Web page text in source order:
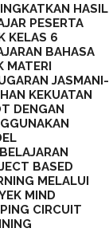
HASIL
PESERTA
KELAS 6
BAHASA
MATERI
JASMANI-
KEKUATAN
DENGAN
BASED
MELALUI
MIND
CIRCUIT